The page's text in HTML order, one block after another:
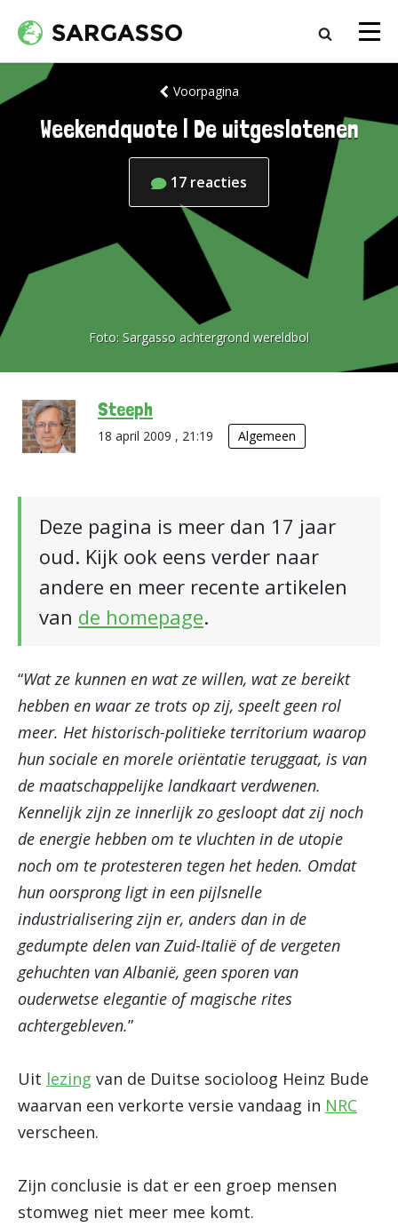
Voorpagina
Weekendquote | De uitgeslotenen
17 reacties
Foto: Sargasso achtergrond wereldbol
Steeph
18 april 2009 , 21:19 Algemeen
Deze pagina is meer dan 17 jaar
oud. Kijk ook eens verder naar
andere en meer recente artikelen
van de homepage.
“Wat ze kunnen en wat ze willen, wat ze bereikt
hebben en waar ze trots op zij, speelt geen rol
meer. Het historisch-politieke territorium waarop
hun sociale en morele oriëntatie teruggaat, is van
de maatschappelijke landkaart verdwenen.
Kennelijk zijn ze innerlijk zo gesloopt dat zij noch
de energie hebben om te vluchten in de utopie
noch om te protesteren tegen het heden. Omdat
hun oorsprong ligt in een pijlsnelle
industrialisering zijn er, anders dan in de
gedumpte delen van Zuid-Italië of de vergeten
gehuchten van Albanië, geen sporen van
ouderwetse elegantie of magische rites
achtergebleven.”
Uit lezing van de Duitse socioloog Heinz Bude
waarvan een verkorte versie vandaag in NRC
verscheen.
Zijn conclusie is dat er een groep mensen
stomweg niet meer mee komt.